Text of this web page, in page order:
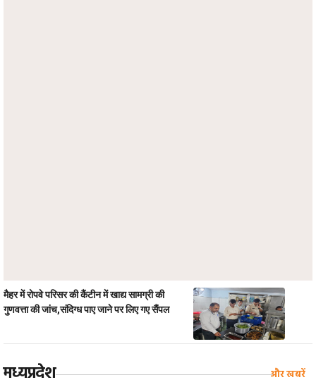
मैहर में रोपवे परिसर की कैंटीन में खाद्य सामग्री की
गुणवत्ता की जांच,संदिग्ध पाए जाने पर लिए गए सैंपल
मध्यप्रदेश और खबरें